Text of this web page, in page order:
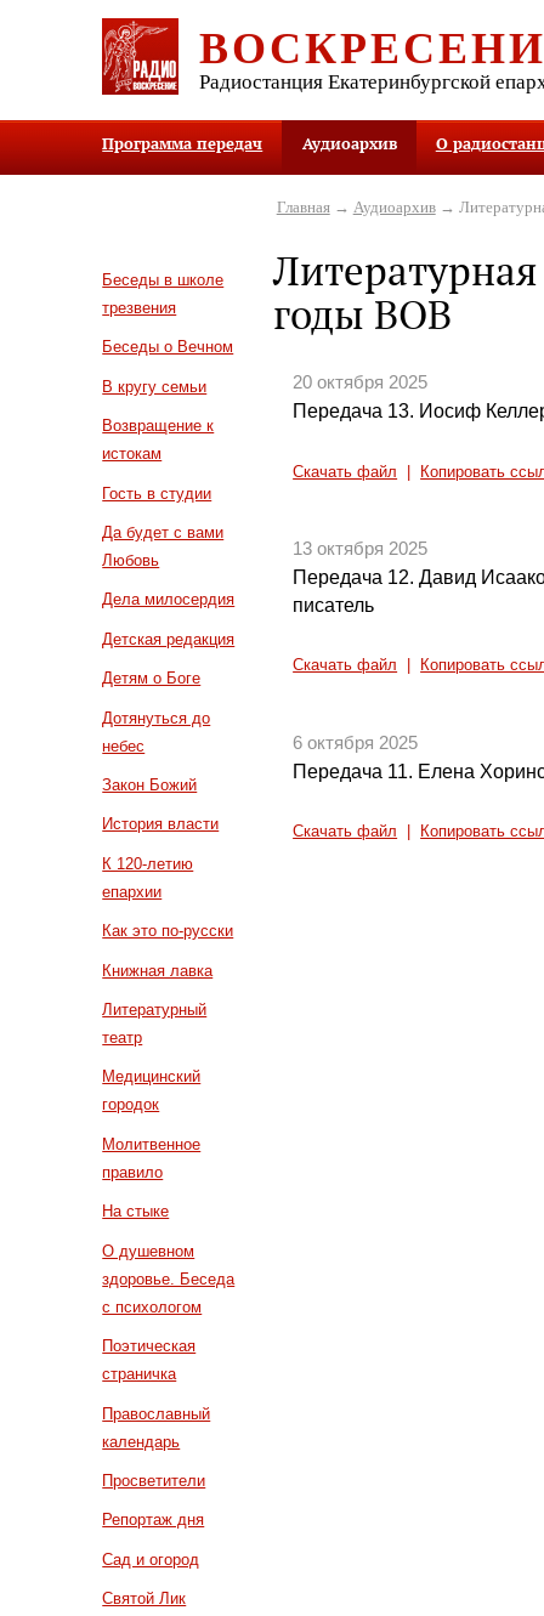
Радиостанция Екатеринбургской
Программа передач Аудиоархив О
Беседы в школе
трезвения
Беседы о Вечном
В кругу семьи
Возвращение к
истокам
Гость в студии
Да будет с вами
Любовь
Дела милосердия
Детская редакция
Детям о Боге
Дотянуться до
небес
Закон Божий
История власти
К 120-летию
епархии
Как это по-русски
Книжная лавка
Литературный
театр
Медицинский
городок
Молитвенное
правило
На стыке
О душевном
здоровье. Беседа
с психологом
Поэтическая
страничка
Православный
календарь
Просветители
Репортаж дня
Сад и огород
Святой Лик
Главная→ Аудиоархив→
годы ВОВ
20 октября 2025
Передача 13. Иосиф
Скачать файл Копировать
13 октября 2025
Передача 12. Давид
писатель
Скачать файл Копировать
6 октября 2025
Передача 11. Елена
Скачать файл Копировать